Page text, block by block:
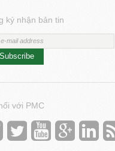
ký nhận bản tin
Subscribe
với PMC